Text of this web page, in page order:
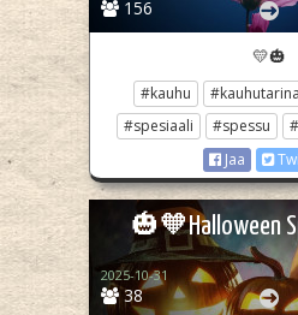
156
💛🎃
#kauhu #kauhutarina
#spesiaali
#spessu
Jaa
🎃🧡Halloween
38
2025-10-31